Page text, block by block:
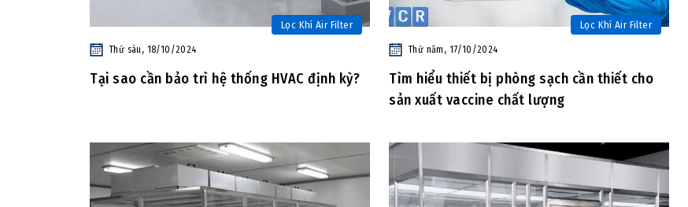
Lọc Khí Air Filter
Thứ sáu, 18/10/2024
Tại sao cần bảo trì hệ thống HVAC định kỳ?
Lọc Khí Air Filter
Thứ năm, 17/10/2024
Tìm hiểu thiết bị phòng sạch cần thiết cho
sản xuất vaccine chất lượng